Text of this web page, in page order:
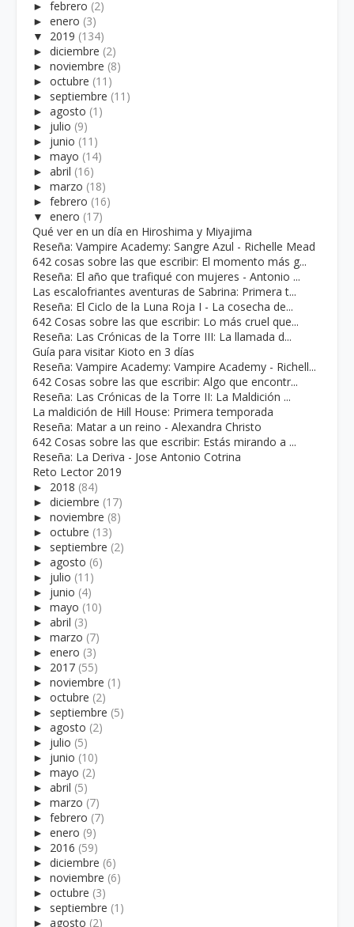
► febrero (2)
► enero (3)
▼
2019 (134)
► diciembre (2)
► noviembre (8)
► octubre (11)
► septiembre (11)
► agosto (1)
► julio (9)
► junio (11)
► mayo (14)
► abril (16)
► marzo (18)
► febrero (16)
▼ enero (17)
Qué ver en un día en Hiroshima y Miyajima
Reseña: Vampire Academy: Sangre Azul - Richelle Mead
642 cosas sobre las que escribir: El momento más g...
Reseña: El año que trafiqué con mujeres - Antonio ...
Las escalofriantes aventuras de Sabrina: Primera t...
Reseña: El Ciclo de la Luna Roja I - La cosecha de...
642 Cosas sobre las que escribir: Lo más cruel que...
Reseña: Las Crónicas de la Torre III: La llamada d...
Guía para visitar Kioto en 3 días
Reseña: Vampire Academy: Vampire Academy - Richell...
642 Cosas sobre las que escribir: Algo que encontr...
Reseña: Las Crónicas de la Torre II: La Maldición ...
La maldición de Hill House: Primera temporada
Reseña: Matar a un reino - Alexandra Christo
642 Cosas sobre las que escribir: Estás mirando a ...
Reseña: La Deriva - Jose Antonio Cotrina
Reto Lector 2019
► 2018 (84)
► diciembre (17)
► noviembre (8)
► octubre (13)
► septiembre (2)
► agosto (6)
► julio (11)
► junio (4)
► mayo (10)
► abril (3)
► marzo (7)
► enero (3)
► 2017 (55)
► noviembre (1)
► octubre (2)
► septiembre (5)
► agosto (2)
► julio (5)
► junio (10)
► mayo (2)
► abril (5)
► marzo (7)
► febrero (7)
► enero (9)
► 2016 (59)
► diciembre (6)
► noviembre (6)
► octubre (3)
► septiembre (1)
► agosto (2)